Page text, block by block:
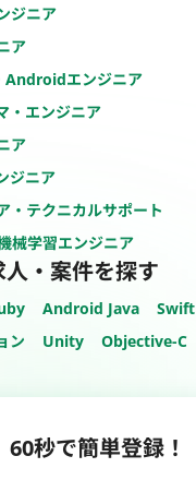
ジニア
ア
Androidエンジニア
・エンジニア
ア
ジニア
・テクニカルサポート
械学習エンジニア
・案件を探す
Android Java
Swift
ン
Unity Objective-C
60秒で簡単登録！